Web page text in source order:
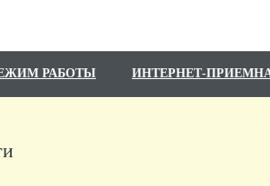
РАБОТЫ ИНТЕРНЕТ-